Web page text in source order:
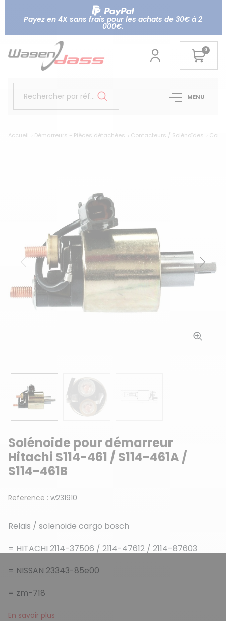
Payez en 4X sans frais pour les achats de 30€ à 2
000€.
0
Rechercher par référence... MENU
Accueil Démarreurs - Pièces détachées Contacteurs / Solénoïdes
Précédent
Solénoide pour démarreur
Hitachi S114-461 / S114-461A /
S114-461B
Reference : w231910
Relais / solenoide cargo bosch
= HITACHI 2114-37506 / 2114-47612 / 2114-87603
= NISSAN 23343-85e00
= zm-718
En savoir plus